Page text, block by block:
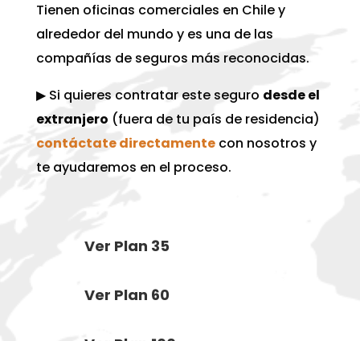
Tienen oficinas comerciales en Chile y
alrededor del mundo y es una de las
compañías de seguros más reconocidas.
▶︎ Si quieres contratar este seguro desde el
extranjero (fuera de tu país de residencia)
contáctate directamentecon nosotros y
te ayudaremos en el proceso.
Ver Plan 35
Ver Plan 60